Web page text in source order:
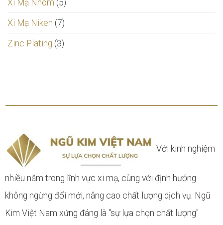
Xi Mạ Nhôm (5)
Xi Mạ Niken (7)
Zinc Plating (3)
Với kinh nghiệm
nhiều năm trong lĩnh vực xi mạ, cùng với định hướng
không ngừng đổi mới, nâng cao chất lượng dịch vụ. Ngũ
Kim Việt Nam xứng đáng là "sự lựa chọn chất lượng"